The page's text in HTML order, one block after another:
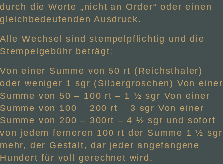
durch die Worte „nicht an Order“ oder einen
gleichbedeutenden Ausdruck.
Alle Wechsel sind stempelpflichtig und die
Stempelgebühr beträgt:
Von einer Summe von 50 rt (Reichsthaler)
oder weniger 1 sgr (Silbergroschen) Von einer
Summe von 50 – 100 rt – 1 ½ sgr Von einer
Summe von 100 – 200 rt – 3 sgr Von einer
Summe von 200 – 300rt – 4 ½ sgr und sofort
von jedem ferneren 100 rt der Summe 1 ½ sgr
mehr, der Gestalt, dar jeder angefangene
Hundert für voll gerechnet wird.